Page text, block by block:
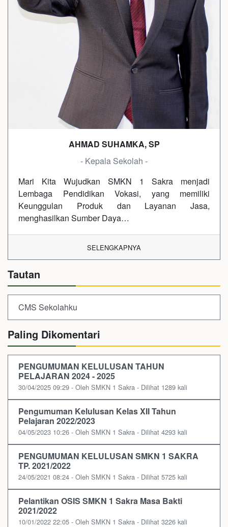
AHMAD SUHAMKA, SP
- Kepala Sekolah -
Mari Kita Wujudkan SMKN 1 Sakra menjadi
Lembaga Pendidikan Vokasi, yang memiliki
Keunggulan Produk dan Layanan Jasa,
menghasilkan Sumber Daya…
SELENGKAPNYA
Tautan
CMS Sekolahku
Paling Dikomentari
PENGUMUMAN KELULUSAN TAHUN
PELAJARAN 2024 - 2025
30/04/2025 09:29 - Oleh SMKN 1 Sakra - Dilihat 1289 kali
Pengumuman Kelulusan Kelas XII Tahun
Pelajaran 2022/2023
04/05/2023 10:26 - Oleh SMKN 1 Sakra - Dilihat 4293 kali
PENGUMUMAN KELULUSAN SMKN 1 SAKRA
TP. 2021/2022
24/05/2021 08:24 - Oleh SMKN 1 Sakra - Dilihat 5725 kali
Pelantikan OSIS SMKN 1 Sakra Masa Bakti
2021/2022
10/01/2022 22:05 - Oleh SMKN 1 Sakra - Dilihat 3226 kali